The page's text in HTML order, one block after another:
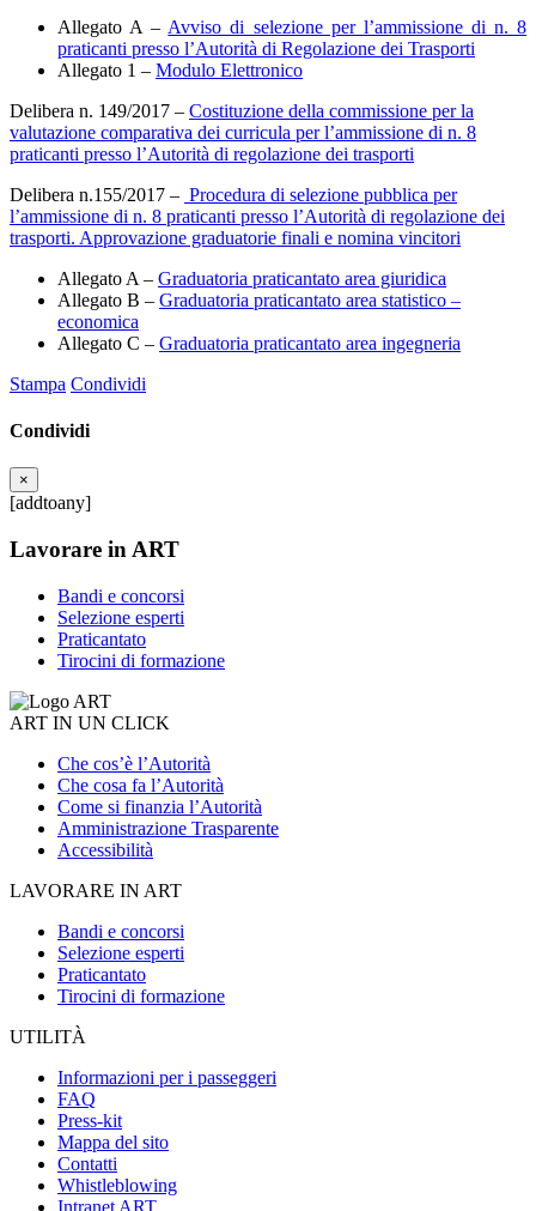
Allegato A – Avviso di selezione per l’ammissione di n. 8
praticanti presso l’Autorità di Regolazione dei Trasporti
Allegato 1 – Modulo Elettronico
Delibera n. 149/2017 – Costituzione della commissione per la
valutazione comparativa dei curricula per l’ammissione di n. 8
praticanti presso l’Autorità di regolazione dei trasporti
Delibera n.155/2017 – Procedura di selezione pubblica per
l’ammissione di n. 8 praticanti presso l’Autorità di regolazione dei
trasporti. Approvazione graduatorie finali e nomina vincitori
Allegato A – Graduatoria praticantato area giuridica
Allegato B – Graduatoria praticantato area statistico –
economica
Allegato C – Graduatoria praticantato area ingegneria
Stampa Condividi
Condividi
×
[addtoany]
Lavorare in ART
Bandi e concorsi
Selezione esperti
Praticantato
Tirocini di formazione
ART IN UN CLICK
Che cos’è l’Autorità
Che cosa fa l’Autorità
Come si finanzia l’Autorità
Amministrazione Trasparente
Accessibilità
LAVORARE IN ART
Bandi e concorsi
Selezione esperti
Praticantato
Tirocini di formazione
UTILITÀ
Informazioni per i passeggeri
FAQ
Press-kit
Mappa del sito
Contatti
Whistleblowing
Intranet ART